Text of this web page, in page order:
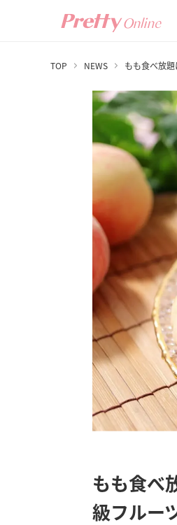
TOP NEWS もも食べ放
もも食べ
級フルー